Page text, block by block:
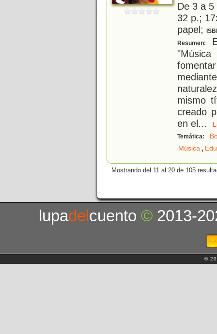
De 3 a
32 p.;
papel;
Resumen:
mismo
creado
en el...
Temática:
Música,
Mostrando del 11 al 20 de 105
lupadelcuento© 2013-
©